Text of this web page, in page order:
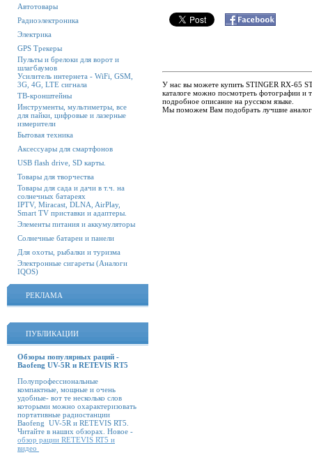
Автотовары
Радиоэлектроника
Электрика
GPS Трекеры
Пульты и брелоки для ворот и
шлагбаумов
Усилитель интернета - WiFi, GSM,
3G, 4G, LTE сигнала
ТВ-кронштейны
Инструменты, мультиметры, все
для пайки, цифровые и лазерные
измерители
Бытовая техника
Аксессуары для смартфонов
USB flash drive, SD карты.
Товары для творчества
Товары для сада и дачи в т.ч. на
солнечных батареях
IPTV, Miracast, DLNA, AirPlay,
Smart TV приставки и адаптеры.
Элементы питания и аккумуляторы
Солнечные батареи и панели
Для охоты, рыбалки и туризма
Электронные сигареты (Аналоги
IQOS)
РЕКЛАМА
ПУБЛИКАЦИИ
Обзоры популярных раций -
Baofeng UV-5R и RETEVIS RT5
Полупрофессиональные
компактные, мощные и очень
удобные- вот те несколько слов
которыми можно охарактеризовать
портативные радиостанции
Baofeng UV-5R и RETEVIS RT5.
Читайте в наших обзорах. Новое -
обзор рации RETEVIS RT5 и
видео
У нас вы можете купить STINGER RX-65
каталоге можно посмотреть фотографии и
подробное описание на русском языке.
Мы поможем Вам подобрать лучшие